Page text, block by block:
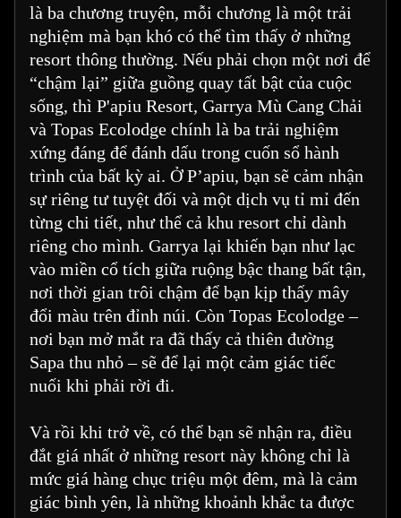
là ba chương truyện, mỗi chương là một trải
nghiệm mà bạn khó có thể tìm thấy ở những
resort thông thường. Nếu phải chọn một nơi để
“chậm lại” giữa guồng quay tất bật của cuộc
sống, thì P'apiu Resort, Garrya Mù Cang Chải
và Topas Ecolodge chính là ba trải nghiệm
xứng đáng để đánh dấu trong cuốn sổ hành
trình của bất kỳ ai. Ở P’apiu, bạn sẽ cảm nhận
sự riêng tư tuyệt đối và một dịch vụ tỉ mỉ đến
từng chi tiết, như thể cả khu resort chỉ dành
riêng cho mình. Garrya lại khiến bạn như lạc
vào miền cổ tích giữa ruộng bậc thang bất tận,
nơi thời gian trôi chậm để bạn kịp thấy mây
đổi màu trên đỉnh núi. Còn Topas Ecolodge –
nơi bạn mở mắt ra đã thấy cả thiên đường
Sapa thu nhỏ – sẽ để lại một cảm giác tiếc
nuối khi phải rời đi.
Và rồi khi trở về, có thể bạn sẽ nhận ra, điều
đắt giá nhất ở những resort này không chỉ là
mức giá hàng chục triệu một đêm, mà là cảm
giác bình yên, là những khoảnh khắc ta được